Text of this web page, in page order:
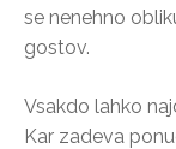
se nenehno
gostov.
Vsakdo lahko
Kar zadeva